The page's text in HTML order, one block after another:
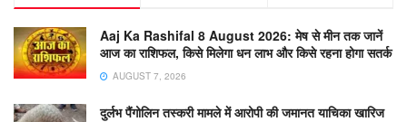
Aaj Ka Rashifal 8 August 2026: मेष से मीन तक जानें
आज का राशिफल, किसे मिलेगा धन लाभ और किसे रहना होगा सतर्क
AUGUST 7, 2026
दुर्लभ पैंगोलिन तस्करी मामले में आरोपी की जमानत याचिका खारिज